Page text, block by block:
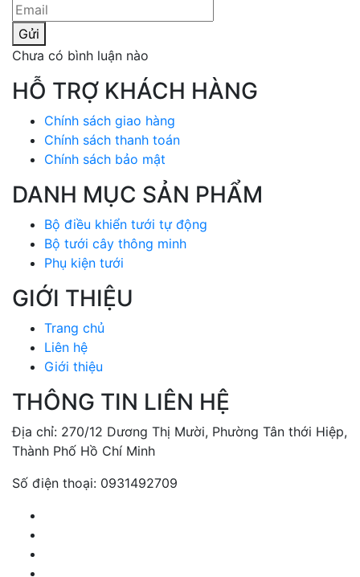
Gửi
Chưa có bình luận nào
HỖ TRỢ KHÁCH HÀNG
Chính sách giao hàng
Chính sách thanh toán
Chính sách bảo mật
DANH MỤC SẢN PHẨM
Bộ điều khiển tưới tự động
Bộ tưới cây thông minh
Phụ kiện tưới
GIỚI THIỆU
Trang chủ
Liên hệ
Giới thiệu
THÔNG TIN LIÊN HỆ
Địa chỉ: 270/12 Dương Thị Mười, Phường Tân thới Hiệp,
Thành Phố Hồ Chí Minh
Số điện thoại: 0931492709